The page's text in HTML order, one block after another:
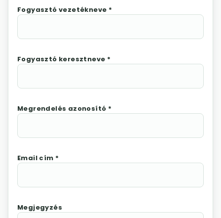
Fogyasztó vezetékneve *
Fogyasztó keresztneve *
Megrendelés azonosító *
Email cím *
Megjegyzés